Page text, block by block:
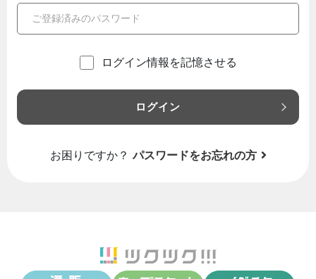
ログイン情報を記憶させる
ログイン
お困りですか？ パスワードをお忘れの方